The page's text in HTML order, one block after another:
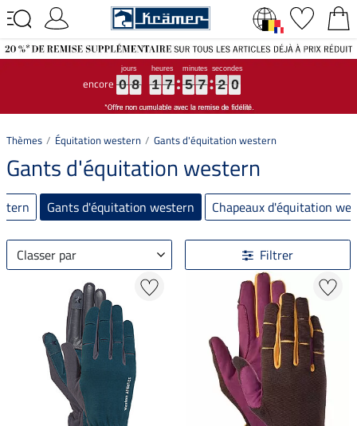
encore 0
0
0
0 8
8
8
8 1
1
1
1 7
7
7
7 5
5
5
5 7
7
7
7 2
2
2
2 0
0
0
0
Thèmes Équitation western Gants d'équitation western
Gants d'équitation western
Gants d'équitation western Chapeaux d'équitation
Classer par Filtrer